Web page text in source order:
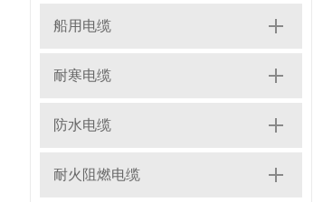
船用电缆
耐寒电缆
防水电缆
耐火阻燃电缆